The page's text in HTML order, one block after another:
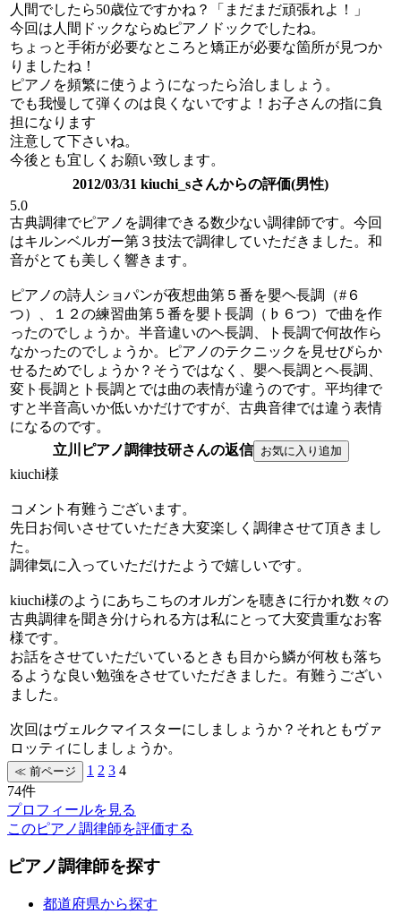
人間でしたら50歳位ですかね？「まだまだ頑張れよ！」
今回は人間ドックならぬピアノドックでしたね。
ちょっと手術が必要なところと矯正が必要な箇所が見つか
りましたね！
ピアノを頻繁に使うようになったら治しましょう。
でも我慢して弾くのは良くないですよ！お子さんの指に負
担になります
注意して下さいね。
今後とも宜しくお願い致します。
2012/03/31 kiuchi_sさんからの評価(男性)
5.0
古典調律でピアノを調律できる数少ない調律師です。今回
はキルンベルガー第３技法で調律していただきました。和
音がとても美しく響きます。
ピアノの詩人ショパンが夜想曲第５番を嬰ヘ長調（#６
つ）、１２の練習曲第５番を嬰ト長調（♭６つ）で曲を作
ったのでしょうか。半音違いのヘ長調、ト長調で何故作ら
なかったのでしょうか。ピアノのテクニックを見せびらか
せるためでしょうか？そうではなく、嬰ヘ長調とヘ長調、
変ト長調とト長調とでは曲の表情が違うのです。平均律で
すと半音高いか低いかだけですが、古典音律では違う表情
になるのです。
立川ピアノ調律技研さんの返信
kiuchi様
コメント有難うございます。
先日お伺いさせていただき大変楽しく調律させて頂きまし
た。
調律気に入っていただけたようで嬉しいです。
kiuchi様のようにあちこちのオルガンを聴きに行かれ数々の
古典調律を聞き分けられる方は私にとって大変貴重なお客
様です。
お話をさせていただいているときも目から鱗が何枚も落ち
るような良い勉強をさせていただきました。有難うござい
ました。
次回はヴェルクマイスターにしましょうか？それともヴァ
ロッティにしましょうか。
1 2 3 4
74件
プロフィールを見る
このピアノ調律師を評価する
ピアノ調律師を探す
都道府県から探す